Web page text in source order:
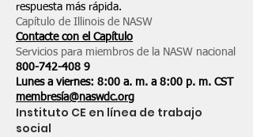
respuesta más rápida.
Capítulo de Illinois de NASW
Contacte con el Capítulo
Servicios para miembros de la NASW nacional
800-742-408 9
Lunes a viernes: 8:00 a. m. a 8:00 p. m. CST
membresía@naswdc.org
Instituto CE en línea de trabajo
social